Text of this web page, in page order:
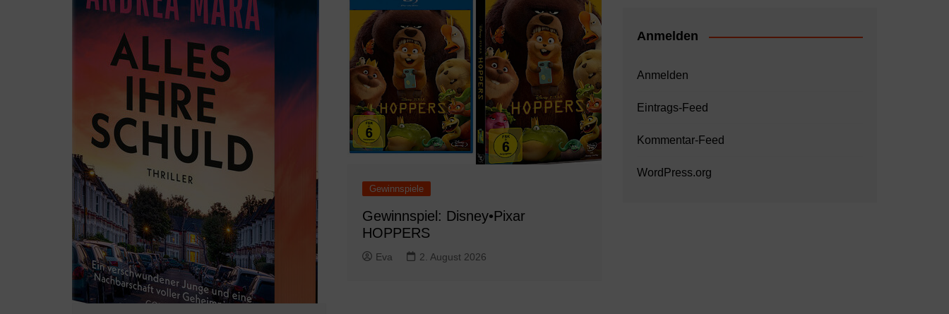
Gewinnspiele
Gewinnspiel: Disney•Pixar
HOPPERS
Eva 2. August 2026
Anmelden
Anmelden
Eintrags-Feed
Kommentar-Feed
WordPress.org